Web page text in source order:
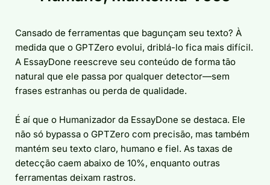
Cansado de ferramentas que bagunçam seu texto? À
medida que o GPTZero evolui, driblá-lo fica mais difícil.
A EssayDone reescreve seu conteúdo de forma tão
natural que ele passa por qualquer detector—sem
frases estranhas ou perda de qualidade.
É aí que o Humanizador da EssayDone se destaca. Ele
não só bypassa o GPTZero com precisão, mas também
mantém seu texto claro, humano e fiel. As taxas de
detecção caem abaixo de 10%, enquanto outras
ferramentas deixam rastros.